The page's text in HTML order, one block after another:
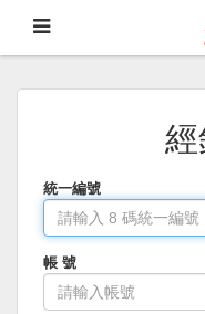
經
統一編號
帳 號